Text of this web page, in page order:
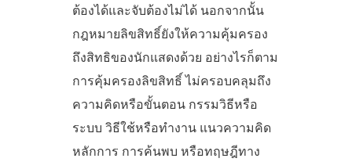
ต้องได้และจับต้องไม่ได้ นอกจากนั้น
กฎหมายลิขสิทธิ์ยังให้ความคุ้มครอง
ถึงสิทธิของนักแสดงด้วย อย่างไรก็ตาม
การคุ้มครองลิขสิทธิ์ ไม่ครอบคลุมถึง
ความคิดหรือขั้นตอน กรรมวิธีหรือ
ระบบ วิธีใช้หรือทำงาน แนวความคิด
หลักการ การค้นพบ หรือทฤษฎีทาง